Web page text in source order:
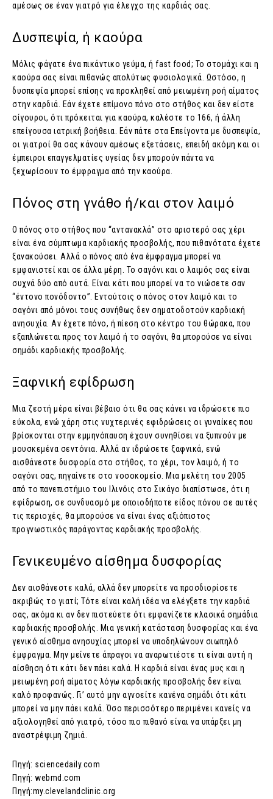
αμέσως σε έναν γιατρό για έλεγχο της καρδιάς σας.
Δυσπεψία, ή καούρα
Μόλις φάγατε ένα πικάντικο γεύμα, ή fast food; Το στομάχι και η
καούρα σας είναι πιθανώς απολύτως φυσιολογικά. Ωστόσο, η
δυσπεψία μπορεί επίσης να προκληθεί από μειωμένη ροή αίματος
στην καρδιά. Εάν έχετε επίμονο πόνο στο στήθος και δεν είστε
σίγουροι, ότι πρόκειται για καούρα, καλέστε το 166, ή άλλη
επείγουσα ιατρική βοήθεια. Εάν πάτε στα Επείγοντα με δυσπεψία,
οι γιατροί θα σας κάνουν αμέσως εξετάσεις, επειδή ακόμη και οι
έμπειροι επαγγελματίες υγείας δεν μπορούν πάντα να
ξεχωρίσουν το έμφραγμα από την καούρα.
Πόνος στη γνάθο ή/και στον λαιμό
Ο πόνος στο στήθος που “αντανακλά” στο αριστερό σας χέρι
είναι ένα σύμπτωμα καρδιακής προσβολής, που πιθανότατα έχετε
ξανακούσει. Αλλά ο πόνος από ένα έμφραγμα μπορεί να
εμφανιστεί και σε άλλα μέρη. Το σαγόνι και ο λαιμός σας είναι
συχνά δύο από αυτά. Είναι κάτι που μπορεί να το νιώσετε σαν
“έντονο πονόδοντο”. Εντούτοις ο πόνος στον λαιμό και το
σαγόνι από μόνοι τους συνήθως δεν σηματοδοτούν καρδιακή
ανησυχία. Αν έχετε πόνο, ή πίεση στο κέντρο του θώρακα, που
εξαπλώνεται προς τον λαιμό ή το σαγόνι, θα μπορούσε να είναι
σημάδι καρδιακής προσβολής.
Ξαφνική εφίδρωση
Μια ζεστή μέρα είναι βέβαιο ότι θα σας κάνει να ιδρώσετε πιο
εύκολα, ενώ χάρη στις νυχτερινές εφιδρώσεις οι γυναίκες που
βρίσκονται στην εμμηνόπαυση έχουν συνηθίσει να ξυπνούν με
μουσκεμένα σεντόνια. Αλλά αν ιδρώσετε ξαφνικά, ενώ
αισθάνεστε δυσφορία στο στήθος, το χέρι, τον λαιμό, ή το
σαγόνι σας, πηγαίνετε στο νοσοκομείο. Μια μελέτη του 2005
από το πανεπιστήμιο του Ιλινόις στο Σικάγο διαπίστωσε, ότι η
εφίδρωση, σε συνδυασμό με οποιοδήποτε είδος πόνου σε αυτές
τις περιοχές, θα μπορούσε να είναι ένας αξιόπιστος
προγνωστικός παράγοντας καρδιακής προσβολής.
Γενικευμένο αίσθημα δυσφορίας
Δεν αισθάνεστε καλά, αλλά δεν μπορείτε να προσδιορίσετε
ακριβώς το γιατί; Τότε είναι καλή ιδέα να ελέγξετε την καρδιά
σας, ακόμα κι αν δεν πιστεύετε ότι εμφανίζετε κλασικά σημάδια
καρδιακής προσβολής. Μια γενική κατάσταση δυσφορίας και ένα
γενικό αίσθημα ανησυχίας μπορεί να υποδηλώνουν σιωπηλό
έμφραγμα. Μην μείνετε άπραγοι να αναρωτιέστε τι είναι αυτή η
αίσθηση ότι κάτι δεν πάει καλά. Η καρδιά είναι ένας μυς και η
μειωμένη ροή αίματος λόγω καρδιακής προσβολής δεν είναι
καλό προφανώς. Γι’ αυτό μην αγνοείτε κανένα σημάδι ότι κάτι
μπορεί να μην πάει καλά. Όσο περισσότερο περιμένει κανείς να
αξιολογηθεί από γιατρό, τόσο πιο πιθανό είναι να υπάρξει μη
αναστρέψιμη ζημιά.
Πηγή: sciencedaily.com
Πηγή: webmd.com
Πηγή:my.clevelandclinic.org